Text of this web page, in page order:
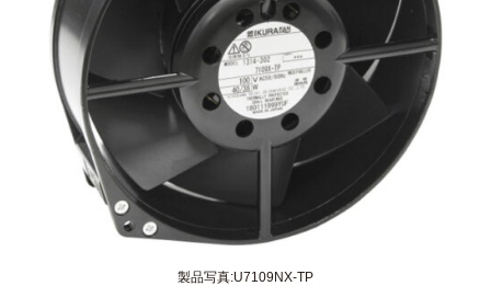
製品写真:U7109NX-TP